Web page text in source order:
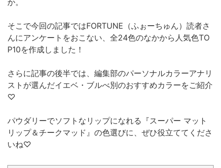
か。
そこで今回の記事ではFORTUNE（ふぉーちゅん）読者さ
んにアンケートをおこない、全24色のなかから人気色TO
P10を作成しました！
さらに記事の後半では、編集部のパーソナルカラーアナリ
ストが選んだイエベ・ブルべ別のおすすめカラーをご紹介
♡
パウダリーでソフトなリップになれる『スーパー マット
リップ＆チークマッド』の色選びに、ぜひ役立ててくださ
いね♡